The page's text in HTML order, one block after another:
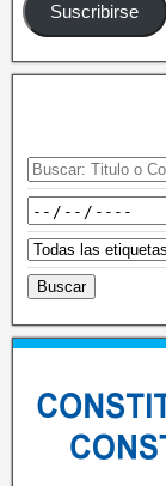
Suscribirse